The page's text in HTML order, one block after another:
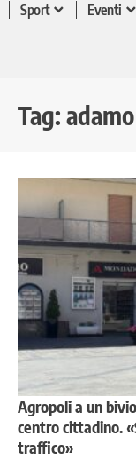
Sport
Eventi
Tag:
Agropoli a un
centro cittadino.
traffico»